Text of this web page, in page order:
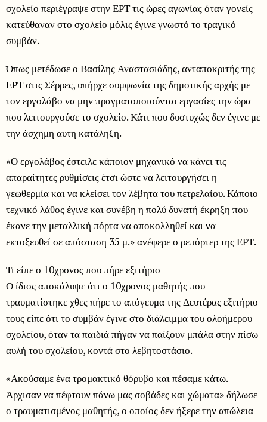
σχολείο περιέγραψε στην ΕΡΤ τις ώρες αγωνίας όταν γονείς
κατεύθαναν στο σχολείο μόλις έγινε γνωστό το τραγικό
συμβάν.
Όπως μετέδωσε ο Βασίλης Αναστασιάδης, ανταποκριτής της
ΕΡΤ στις Σέρρες, υπήρχε συμφωνία της δημοτικής αρχής με
τον εργολάβο να μην πραγματοποιούνται εργασίες την ώρα
που λειτουργούσε το σχολείο. Κάτι που δυστυχώς δεν έγινε με
την άσχημη αυτη κατάληξη.
«Ο εργολάβος έστειλε κάποιον μηχανικό να κάνει τις
απαραίτητες ρυθμίσεις έτσι ώστε να λειτουργήσει η
γεωθερμία και να κλείσει τον λέβητα του πετρελαίου. Κάποιο
τεχνικό λάθος έγινε και συνέβη η πολύ δυνατή έκρηξη που
έκανε την μεταλλική πόρτα να αποκολληθεί και να
εκτοξευθεί σε απόσταση 35 μ.» ανέφερε ο ρεπόρτερ της ΕΡΤ.
Τι είπε ο 10χρονος που πήρε εξιτήριο
Ο ίδιος αποκάλυψε ότι ο 10χρονος μαθητής που
τραυματίστηκε χθες πήρε το απόγευμα της Δευτέρας εξιτήριο
τους είπε ότι το συμβάν έγινε στο διάλειμμα του ολοήμερου
σχολείου, όταν τα παιδιά πήγαν να παίξουν μπάλα στην πίσω
αυλή του σχολείου, κοντά στο λεβητοστάσιο.
«Ακούσαμε ένα τρομακτικό θόρυβο και πέσαμε κάτω.
Άρχισαν να πέφτουν πάνω μας σοβάδες και χώματα» δήλωσε
ο τραυματισμένος μαθητής, ο οποίος δεν ήξερε την απώλεια